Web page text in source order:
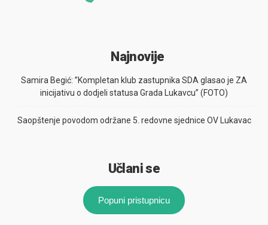
Najnovije
Samira Begić: ”Kompletan klub zastupnika SDA glasao je ZA
inicijativu o dodjeli statusa Grada Lukavcu” (FOTO)
Saopštenje povodom održane 5. redovne sjednice OV Lukavac
Učlani se
Popuni pristupnicu